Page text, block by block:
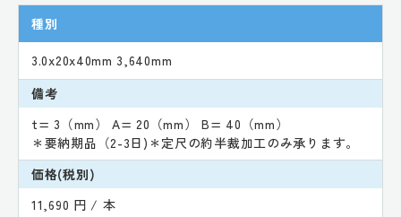
種別
3.0x20x40mm 3,640mm
備考
t= 3（mm） A= 20（mm） B= 40（mm）
＊要納期品（2-3日)＊定尺の約半裁加工のみ承ります。
価格(税別)
11,690 円 / 本